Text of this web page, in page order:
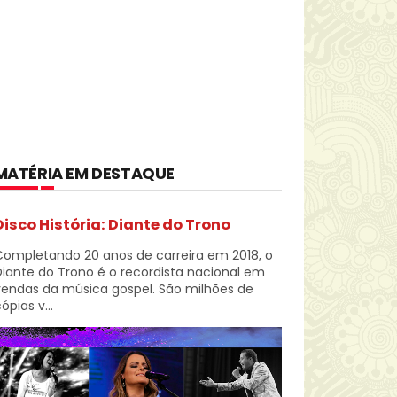
EM DESTAQUE
História: Diante do Trono
20 anos de carreira em 2018, o
do Trono é o recordista nacional em
da música gospel. São milhões de
v...